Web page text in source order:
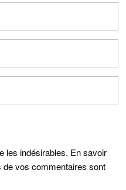
les indésirables. En savoir
de vos commentaires sont